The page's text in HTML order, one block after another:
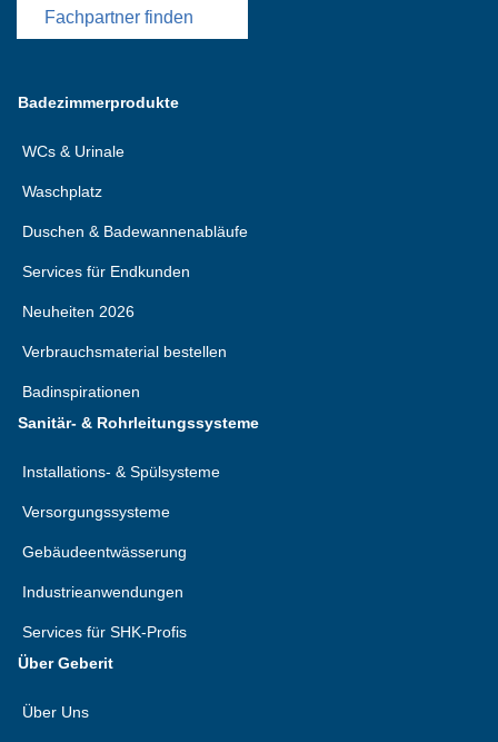
Fachpartner finden
Badezimmerprodukte
WCs & Urinale
Waschplatz
Duschen & Badewannenabläufe
Services für Endkunden
Neuheiten 2026
Verbrauchsmaterial bestellen
Badinspirationen
Sanitär- & Rohrleitungssysteme
Installations- & Spülsysteme
Versorgungssysteme
Gebäudeentwässerung
Industrieanwendungen
Services für SHK-Profis
Über Geberit
Über Uns